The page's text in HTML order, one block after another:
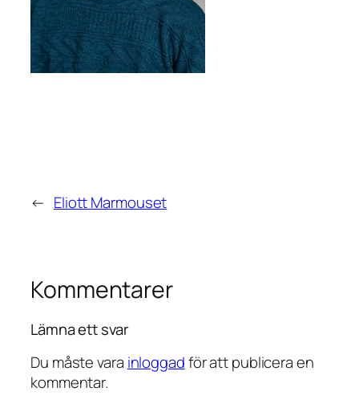
← Eliott Marmouset
Kommentarer
Lämna ett svar
Du måste vara inloggadför att publicera en
kommentar.